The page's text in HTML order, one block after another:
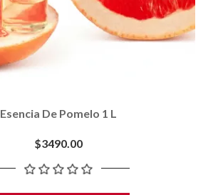
Esencia De Pomelo 1 L
$3490.00